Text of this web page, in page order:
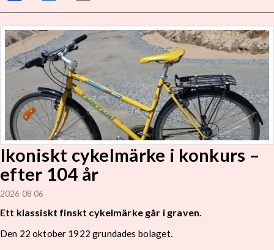
Ikoniskt cykelmärke i konkurs –
efter 104 år
2026 08 06
Ett klassiskt finskt cykelmärke går i graven.
Den 22 oktober 1922 grundades bolaget.